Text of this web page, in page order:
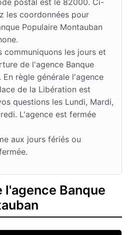
les coordonnées pour
Populaire Montauban
communiquons les jours et
de l'agence Banque
En règle générale l'agence
de la Libération est
questions les Lundi, Mardi,
L'agence est fermée
aux jours fériés ou
l'agence Banque